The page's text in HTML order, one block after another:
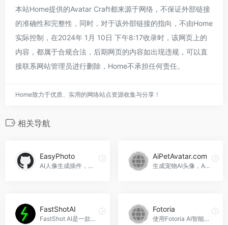
本站Home提供的Avatar Craft都来源于网络，不保证外部链接
的准确性和完整性，同时，对于该外部链接的指向，不由Home
实际控制，在2024年 1月 10日 下午8:17收录时，该网页上的
内容，都属于合规合法，后期网页的内容如出现违规，可以直
接联系网站管理员进行删除，Home不承担任何责任。
Home致力于优质、实用的网络站点资源收集与分享！
相关导航
EasyPhoto
AI人像生成插件，结合控制网络，可生成逼真的个性人像，EasyPhoto官网入口网址
AiPetAvatar.com
生成宠物AI头像，AiPetAvatar.com官网入口网址
FastShotAI
FastShot AI是一款快速、免费的头像生成器，只需上传一张照片，即可在10秒内生成个性化的头像，满足个人和商业使用需求，FastShotAI官网入口网址
Fotoria
使用Fotoria AI智能头像生成器，将自拍照转换为专业级照片。